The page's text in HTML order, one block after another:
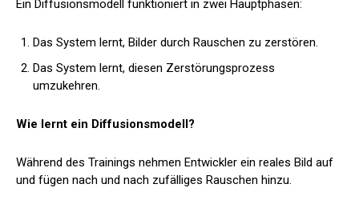
Ein Diffusionsmodell funktioniert in zwei Hauptphasen:
Das System lernt, Bilder durch Rauschen zu zerstören.
Das System lernt, diesen Zerstörungsprozess
umzukehren.
Wie lernt ein Diffusionsmodell?
Während des Trainings nehmen Entwickler ein reales Bild auf
und fügen nach und nach zufälliges Rauschen hinzu.